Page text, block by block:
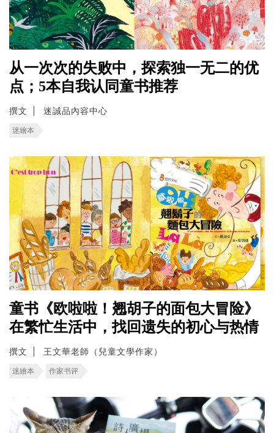
从一次次的失败中，探索独一无二的优
点；5本自我认同童书推荐
撰文 迷誠品內容中心
迷繪本
童书《欧啦啦！翘胡子的面包大冒险》
在繁忙生活中，找回遗失的初心与热情
撰文 王文華老師（兒童文學作家）
迷繪本 作家书评